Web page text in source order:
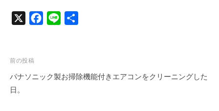
投
稿
ナ
前の投稿
パナソニック製お掃除機能付きエアコンをクリーニングした
日。